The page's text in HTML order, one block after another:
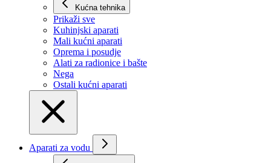
Kućna tehnika
Prikaži svе
Kuhinjski aparati
Mali kućni aparati
Oprema i posudje
Alati za radionice i bašte
Nega
Ostali kućni aparati
Aparati za vodu